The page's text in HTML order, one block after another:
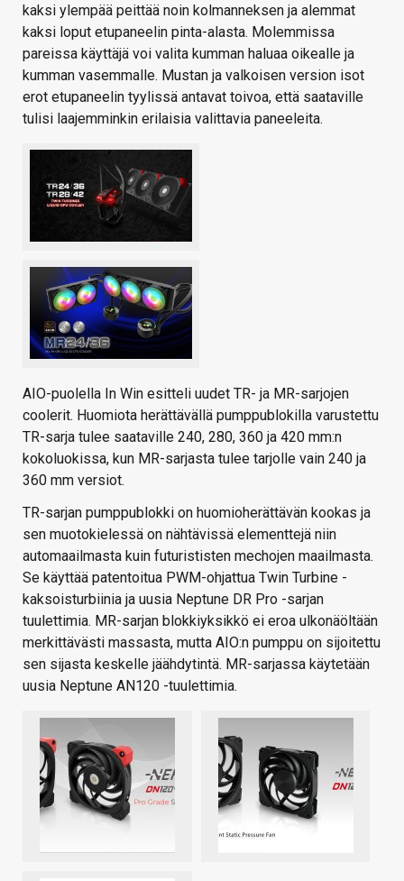
kaksi ylempää peittää noin kolmanneksen ja alemmat
kaksi loput etupaneelin pinta-alasta. Molemmissa
pareissa käyttäjä voi valita kumman haluaa oikealle ja
kumman vasemmalle. Mustan ja valkoisen version isot
erot etupaneelin tyylissä antavat toivoa, että saataville
tulisi laajemminkin erilaisia valittavia paneeleita.
AIO-puolella In Win esitteli uudet TR- ja MR-sarjojen
coolerit. Huomiota herättävällä pumppublokilla varustettu
TR-sarja tulee saataville 240, 280, 360 ja 420 mm:n
kokoluokissa, kun MR-sarjasta tulee tarjolle vain 240 ja
360 mm versiot.
TR-sarjan pumppublokki on huomioherättävän kookas ja
sen muotokielessä on nähtävissä elementtejä niin
automaailmasta kuin futurististen mechojen maailmasta.
Se käyttää patentoitua PWM-ohjattua Twin Turbine -
kaksoisturbiinia ja uusia Neptune DR Pro -sarjan
tuulettimia. MR-sarjan blokkiyksikkö ei eroa ulkonäöltään
merkittävästi massasta, mutta AIO:n pumppu on sijoitettu
sen sijasta keskelle jäähdytintä. MR-sarjassa käytetään
uusia Neptune AN120 -tuulettimia.